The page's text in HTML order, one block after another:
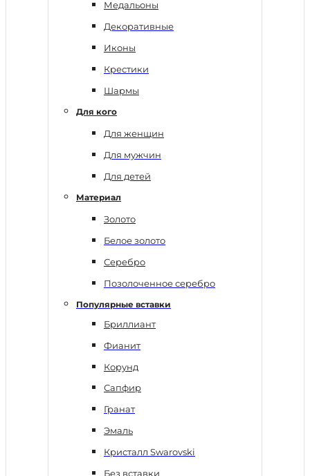
Медальоны
Декоративные
Иконы
Крестики
Шармы
Для кого
Для женщин
Для мужчин
Для детей
Материал
Золото
Белое золото
Серебро
Позолоченное серебро
Популярные вставки
Бриллиант
Фианит
Корунд
Сапфир
Гранат
Эмаль
Кристалл Swarovski
Без вставки